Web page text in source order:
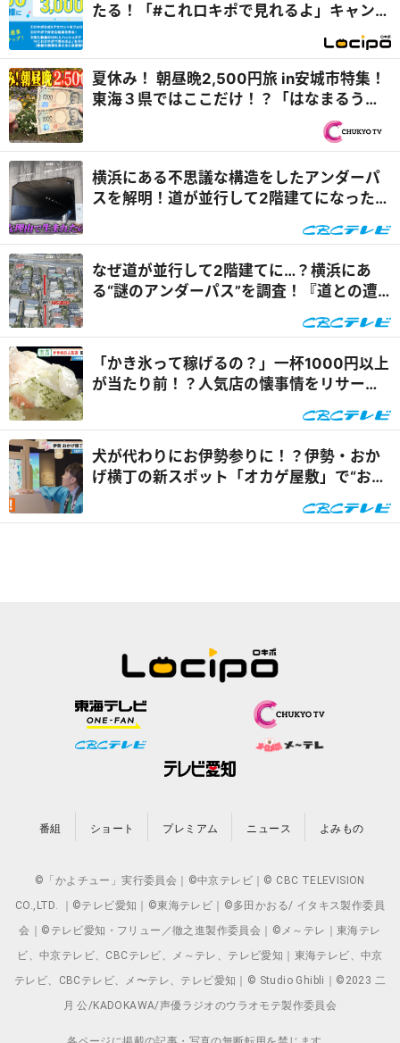
たる！「#これロキポで見れるよ」キャンペ
夏休み！ 朝昼晩2,500円旅 in安城市特集！
東海３県ではここだけ！？「はなまるうど
横浜にある不思議な構造をしたアンダーパ
スを解明！道が並行して2階建てになったワ
なぜ道が並行して2階建てに…？横浜にあ
る“謎のアンダーパス”を調査！『道との遭
「かき氷って稼げるの？」一杯1000円以上
が当たり前！？人気店の懐事情をリサーチ
犬が代わりにお伊勢参りに！？伊勢・おか
げ横丁の新スポット「オカゲ屋敷」で“おか
番組 ショート プレミアム ニュース よみもの
©「かよチュー」実行委員会｜©中京テレビ｜© CBC TELEVISION
CO.,LTD. ｜©テレビ愛知｜©東海テレビ｜©多田かおる/ イタキス製作委員
会｜©テレビ愛知・フリュー／徹之進製作委員会｜©メ～テレ｜東海テレ
ビ、中京テレビ、CBCテレビ、メ～テレ、テレビ愛知｜東海テレビ、中京
テレビ、CBCテレビ、メ〜テレ、テレビ愛知｜© Studio Ghibli｜©2023 二
月 公/KADOKAWA/声優ラジオのウラオモテ製作委員会